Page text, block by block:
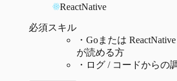
ReactNative
必須スキル
・ Goまたは
が読める方
・ ログ / コードからの